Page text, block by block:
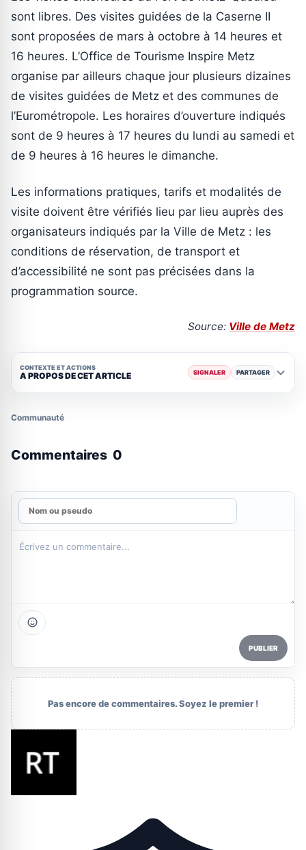
sont libres. Des visites guidées de la Caserne II
sont proposées de mars à octobre à 14 heures et
16 heures. L’Office de Tourisme Inspire Metz
organise par ailleurs chaque jour plusieurs dizaines
de visites guidées de Metz et des communes de
l’Eurométropole. Les horaires d’ouverture indiqués
sont de 9 heures à 17 heures du lundi au samedi et
de 9 heures à 16 heures le dimanche.
Les informations pratiques, tarifs et modalités de
visite doivent être vérifiés lieu par lieu auprès des
organisateurs indiqués par la Ville de Metz : les
conditions de réservation, de transport et
d’accessibilité ne sont pas précisées dans la
programmation source.
Source: Ville de Metz
CONTEXTE ET ACTIONS
A PROPOS DE CET ARTICLE SIGNALER PARTAGER
Communauté
Commentaires 0
PUBLIER
Pas encore de commentaires. Soyez le premier !